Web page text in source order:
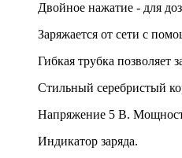
Двойное нажатие - для
Заряжается от сети с
Гибкая трубка позволяет
Стильный серебристый
Напряжение 5 В.
Индикатор заряда.